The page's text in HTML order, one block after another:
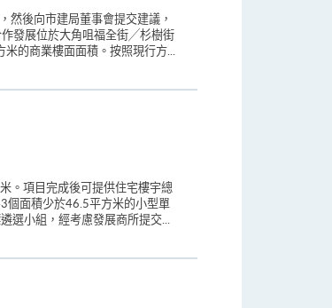
後向市建局董事會提交建議，
發展位於大角咀福全街╱杉樹街
的商業樓面面積。按照現行方...
。項目完成後可提供住宅樓宇總
個面積少於46.5平方米的小型單
選小組，經考慮發展商所提交...